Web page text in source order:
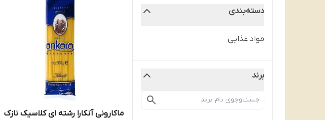
دسته‌بندی
مواد غذایی
برند
ماکارونی آنکارا رشته ای کلاسیک نازک